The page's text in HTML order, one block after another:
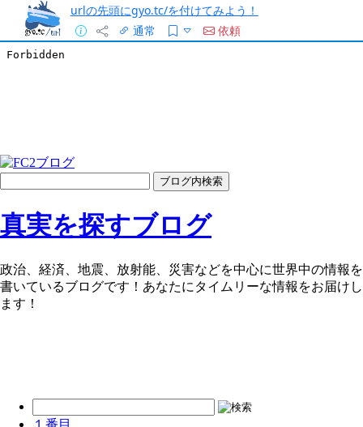
urlの先頭にgyo.tc/を付けてみよう！
通常
依頼